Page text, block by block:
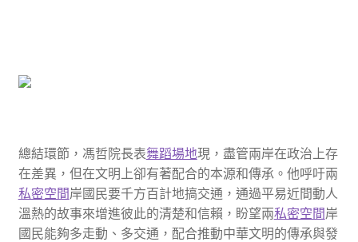
總結環節，馮哲院長表舞蹈場地現，盡管兩岸在政治上存
在差異，但在文明上卻有著配合的本源和傳承。他呼吁兩
私密空間岸國民要千方百計地搞交通，通過平易近間動人
溫熱的故事來增進彼此的清楚和信賴，盼望兩私密空間岸
國民能夠多走動、多交通，配合推動中華文明的傳承與發